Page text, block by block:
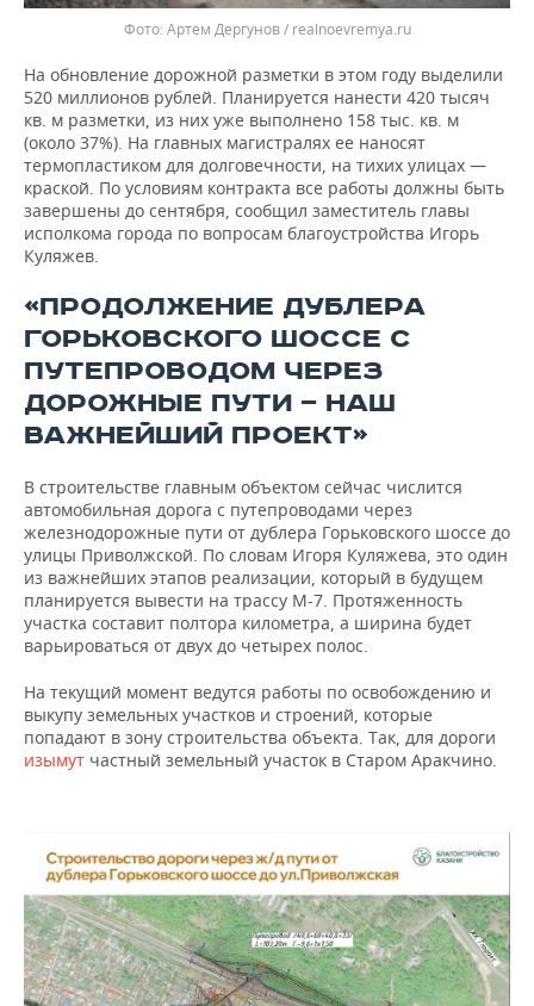
Артем Дергунов / realnoevremya.ru
На обновление дорожной разметки в этом году выделили
520 миллионов рублей. Планируется нанести 420 тысяч
кв. м разметки, из них уже выполнено 158 тыс. кв. м
(около 37%). На главных магистралях ее наносят
термопластиком для долговечности, на тихих улицах —
краской. По условиям контракта все работы должны быть
завершены до сентября, сообщил заместитель главы
исполкома города по вопросам благоустройства Игорь
Куляжев.
«ПРОДОЛЖЕНИЕ ДУБЛЕРА
ГОРЬКОВСКОГО ШОССЕ С
ПУТЕПРОВОДОМ ЧЕРЕЗ
ДОРОЖНЫЕ ПУТИ — НАШ
ВАЖНЕЙШИЙ ПРОЕКТ»
В строительстве главным объектом сейчас числится
автомобильная дорога с путепроводами через
железнодорожные пути от дублера Горьковского шоссе до
улицы Приволжской. По словам Игоря Куляжева, это один
из важнейших этапов реализации, который в будущем
планируется вывести на трассу М-7. Протяженность
участка составит полтора километра, а ширина будет
варьироваться от двух до четырех полос.
На текущий момент ведутся работы по освобождению и
выкупу земельных участков и строений, которые
попадают в зону строительства объекта. Так, для дороги
изымут частный земельный участок в Старом Аракчино.